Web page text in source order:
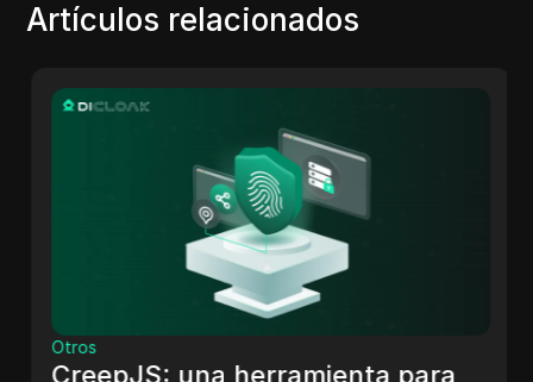
Artículos relacionados
Otros
CreepJS: una herramienta para